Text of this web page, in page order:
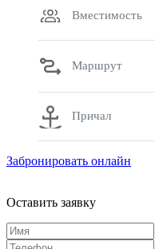
Вместимость
Маршрут
Причал
Забронировать онлайн
Оставить заявку